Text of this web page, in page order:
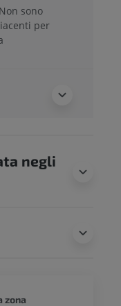
Non sono
per
negli
zona